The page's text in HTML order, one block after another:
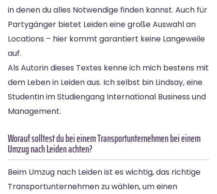
in denen du alles Notwendige finden kannst. Auch für
Partygänger bietet Leiden eine große Auswahl an
Locations – hier kommt garantiert keine Langeweile
auf.
Als Autorin dieses Textes kenne ich mich bestens mit
dem Leben in Leiden aus. Ich selbst bin Lindsay, eine
Studentin im Studiengang International Business und
Management.
Worauf solltest du bei einem Transportunternehmen bei einem
Umzug nach Leiden achten?
Beim Umzug nach Leiden ist es wichtig, das richtige
Transportunternehmen zu wählen, um einen